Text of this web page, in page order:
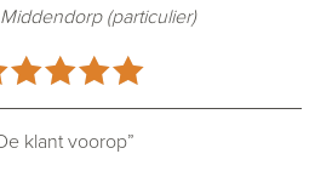
(particulier)
klant voorop”